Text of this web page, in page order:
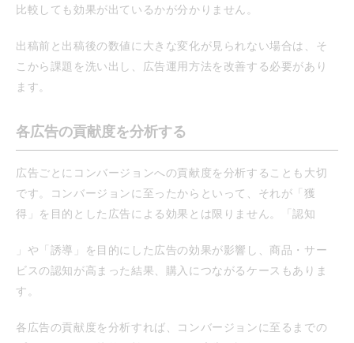
比較しても効果が出ているかが分かりません。
出稿前と出稿後の数値に大きな変化が見られない場合は、そ
こから課題を洗い出し、広告運用方法を改善する必要があり
ます。
各広告の貢献度を分析する
広告ごとにコンバージョンへの貢献度を分析することも大切
です。コンバージョンに至ったからといって、それが「獲
得」を目的とした広告による効果とは限りません。「認知
」や「誘導」を目的にした広告の効果が影響し、商品・サー
ビスの認知が高まった結果、購入につながるケースもありま
す。
各広告の貢献度を分析すれば、コンバージョンに至るまでの